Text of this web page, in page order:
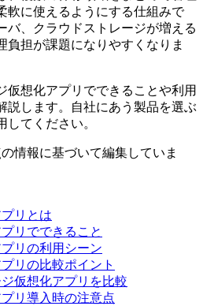
軟に使えるようにする仕組みで
バ、クラウドストレージが増える
負担が課題になりやすくなりま
仮想化アプリでできることや利用
説します。自社にあう製品を選ぶ
てください。
情報に基づいて編集していま
リとは
リでできること
リの利用シーン
リの比較ポイント
仮想化アプリを比較
リ導入時の注意点